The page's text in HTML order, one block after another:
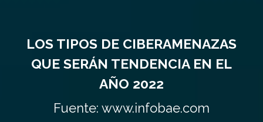
LOS TIPOS DE CIBERAMENAZAS
QUE SERÁN TENDENCIA EN EL
AÑO 2022
Fuente: www.infobae.com